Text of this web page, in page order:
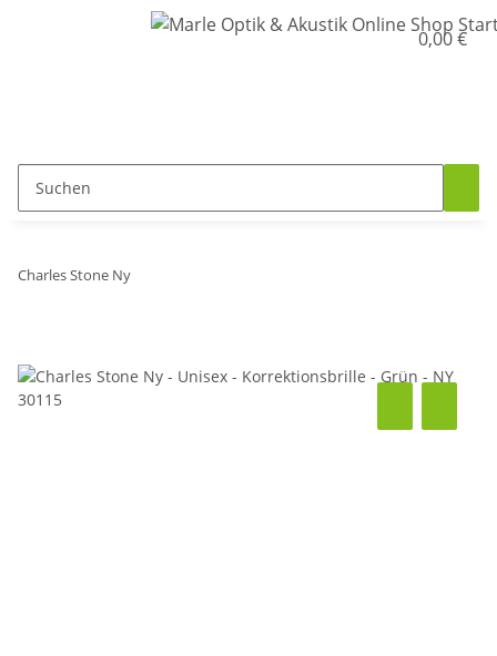
0,00 €
Charles Stone Ny